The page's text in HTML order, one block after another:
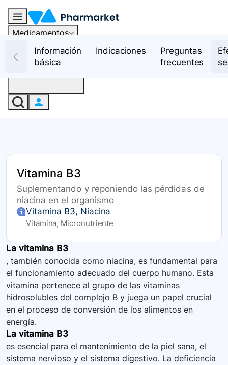
Medicamentos
RecursosInformación
básica
Indicaciones
Preguntas
frecuentes
Vitamina B3
Suplementando y reponiendo las pérdidas de
niacina en el organismo
Vitamina B3, Niacina
Vitamina, Micronutriente
La vitamina B3
, también conocida como niacina, es fundamental para
el funcionamiento adecuado del cuerpo humano. Esta
vitamina pertenece al grupo de las vitaminas
hidrosolubles del complejo B y juega un papel crucial
en el proceso de conversión de los alimentos en
energía.
La vitamina B3
es esencial para el mantenimiento de la piel sana, el
sistema nervioso y el sistema digestivo. La deficiencia